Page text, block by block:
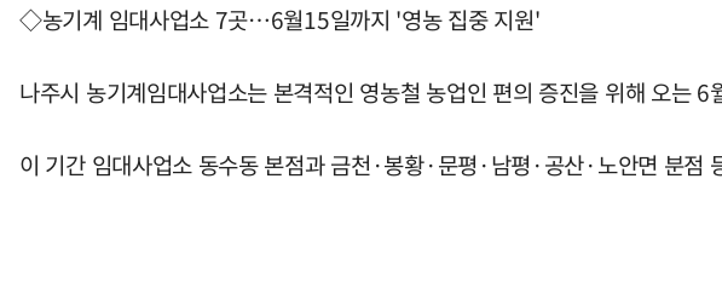
◇농기계 임대사업소 7곳…6월15일까지 '영농 집중 지원'
나주시 농기계임대사업소는 본격적인 영농철 농업인 편의 증진을 위해 오는
이 기간 임대사업소 동수동 본점과 금천·봉황·문평·남평·공산·노안면 분점